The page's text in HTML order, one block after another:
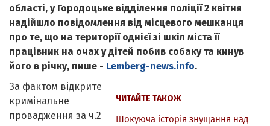
області, у Городоцьке відділення поліції 2 квітня
надійшло повідомлення від місцевого мешканця
про те, що на території однієї зі шкіл міста її
працівник на очах у дітей побив собаку та кинув
його в річку, пише - Lemberg-news.info.
ЧИТАЙТЕ ТАКОЖ
Шокуюча історія знущання над
За фактом відкрите
кримінальне
провадження за ч.2